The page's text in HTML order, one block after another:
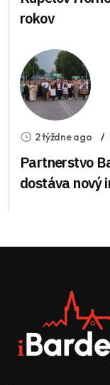
rokov
2 týždne ago
Partnerstvo
dostáva nový